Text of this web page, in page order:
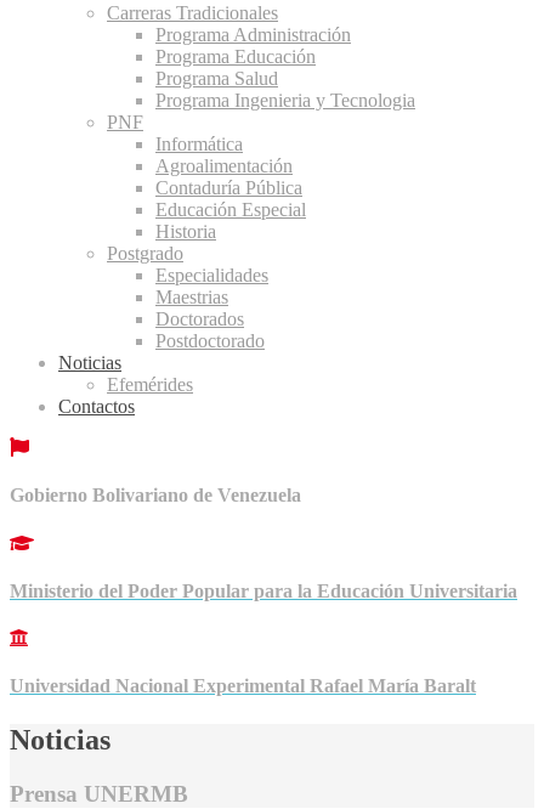
Carreras Tradicionales
Programa Administración
Programa Educación
Programa Salud
Programa Ingenieria y Tecnologia
PNF
Informática
Agroalimentación
Contaduría Pública
Educación Especial
Historia
Postgrado
Especialidades
Maestrias
Doctorados
Postdoctorado
Noticias
Efemérides
Contactos
Gobierno Bolivariano de Venezuela
Ministerio del Poder Popular para la Educación Universitaria
Universidad Nacional Experimental Rafael María Baralt
Noticias
Prensa UNERMB